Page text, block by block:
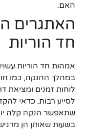
האם.
האתגרים
חד הוריות
אמהות חד הוריות
במהלך ההנקה, כמו
לוחות זמנים ומציאת
לסייע רבות. כדאי
שתאפשר הנקה קלה
בשעות שאותן הן